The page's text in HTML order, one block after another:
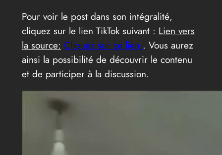
Pour voir le post dans son intégralité,
cliquez sur le lien TikTok suivant : Lien vers
la source: Cliquez sur ce lien.. Vous aurez
ainsi la possibilité de découvrir le contenu
et de participer à la discussion.